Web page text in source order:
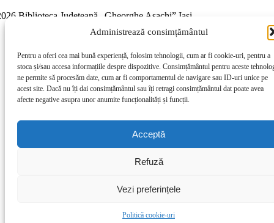
Administrează consimțământul
Pentru a oferi cea mai bună experiență, folosim tehnologii, cum ar fi cookie-uri, pentru a
stoca și/sau accesa informațiile despre dispozitive. Consimțământul pentru aceste
ne permite să procesăm date, cum ar fi comportamentul de navigare sau ID-uri unice pe
acest site. Dacă nu îți dai consimțământul sau îți retragi consimțământul dat poate avea
afecte negative asupra unor anumite funcționalități și funcții.
Acceptă
Refuză
Vezi preferințele
Politică cookie-uri
Biblioteca Judeţeană „Gheorghe Asachi” Iaşi